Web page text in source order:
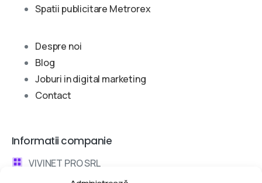
Spatii publicitare Metrorex
Despre noi
Blog
Joburi in digital marketing
Contact
Informatii companie
VIVINET PRO SRL